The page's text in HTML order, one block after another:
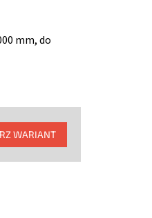
mm, do
WARIANT